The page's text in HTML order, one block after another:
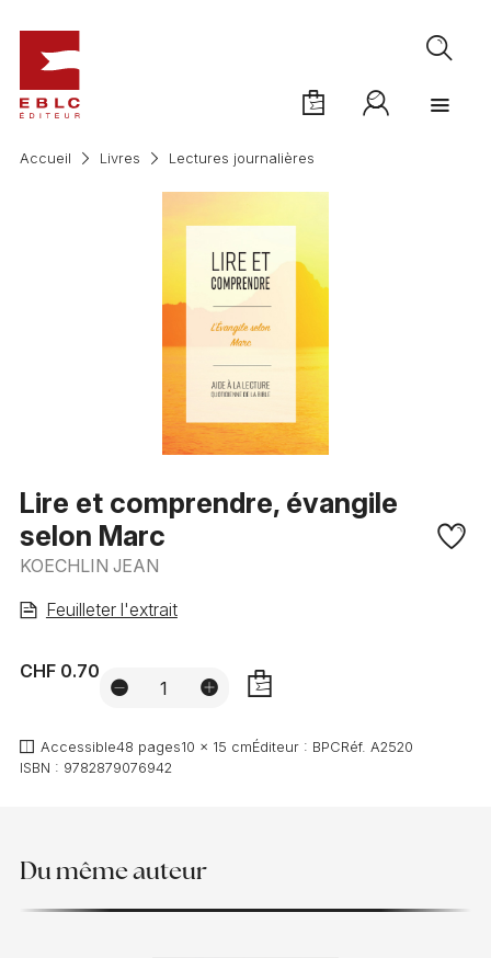
Accueil Livres Lectures journalières
Lire et comprendre, évangile
selon Marc
KOECHLIN JEAN
Feuilleter l'extrait
CHF 0.70
Accessible48 pages10 x 15 cmÉditeur : BPCRéf.A2520
ISBN : 9782879076942
Du même auteur